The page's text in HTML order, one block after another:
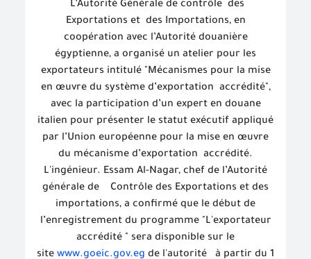
L’Autorité Générale de contrôle des
Exportations et des Importations, en
coopération avec l’Autorité douanière
égyptienne, a organisé un atelier pour les
exportateurs intitulé "Mécanismes pour la mise
en œuvre du système d’exportation accrédité",
avec la participation d’un expert en douane
italien pour présenter le statut exécutif appliqué
par l’Union européenne pour la mise en œuvre
du mécanisme d’exportation accrédité.
L'ingénieur. Essam Al-Nagar, chef de l’Autorité
générale de Contrôle des Exportations et des
importations, a confirmé que le début de
l’enregistrement du programme "L'exportateur
accrédité " sera disponible sur le
site www.goeic.gov.eg de l'autorité à partir du 1